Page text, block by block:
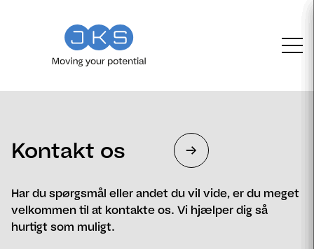
Kontakt os
Har du spørgsmål eller andet du vil vide, er du meget
velkommen til at kontakte os. Vi hjælper dig så
hurtigt som muligt.